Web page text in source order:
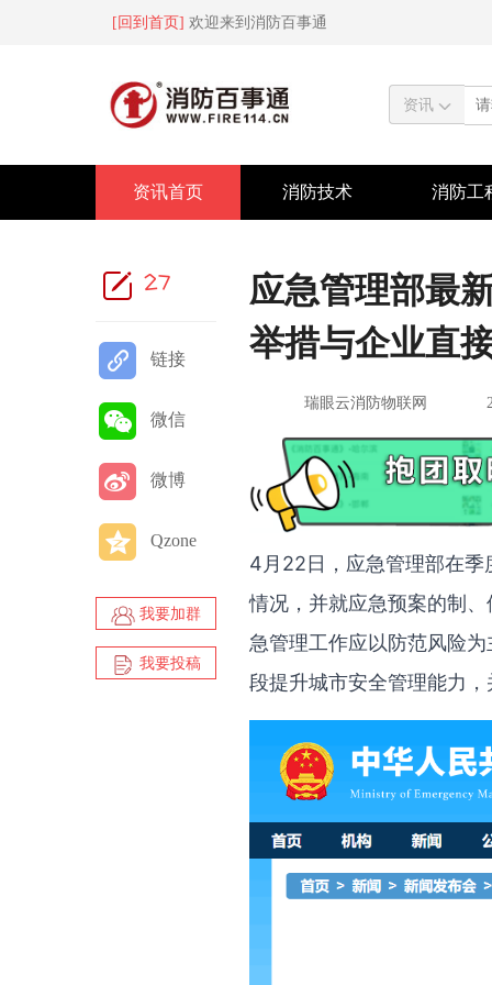
[回到首页] 欢迎来到消防百事通
资讯
资讯首页 消防技术 消防工
27
链接
微信
微博
Qzone
我要加群
我要投稿
应急管理部最
举措与企业直
瑞眼云消防物联网
4月22日，应急管理部在季
情况，并就应急预案的制
急管理工作应以防范风险
段提升城市安全管理能力